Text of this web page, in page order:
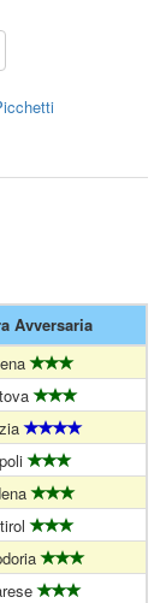
Avversaria